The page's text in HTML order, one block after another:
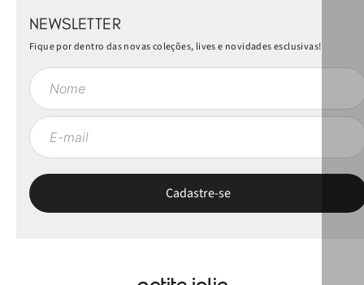
NEWSLETTER
Fique por dentro das novas coleções, lives e novidades esclusivas!